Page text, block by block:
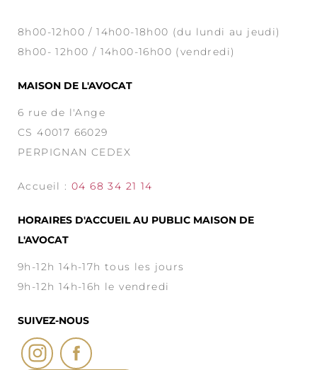
8h00-12h00 / 14h00-18h00 (du lundi au jeudi)
8h00- 12h00 / 14h00-16h00 (vendredi)
MAISON DE L'AVOCAT
6 rue de l'Ange
CS 40017 66029
PERPIGNAN CEDEX
Accueil :04 68 34 21 14
HORAIRES D'ACCUEIL AU PUBLIC MAISON DE
L'AVOCAT
9h-12h 14h-17h tous les jours
9h-12h 14h-16h le vendredi
SUIVEZ-NOUS